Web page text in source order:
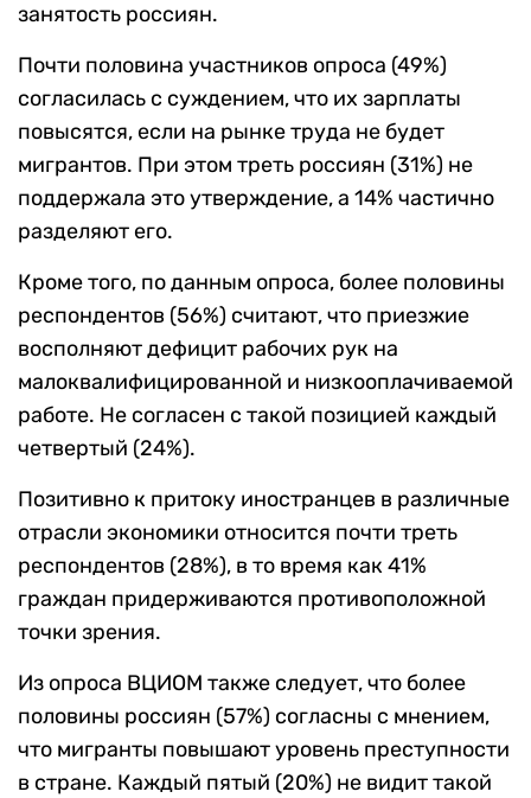
занятость россиян.
Почти половина участников опроса (49%)
согласилась с суждением, что их зарплаты
повысятся, если на рынке труда не будет
мигрантов. При этом треть россиян (31%) не
поддержала это утверждение, а 14% частично
разделяют его.
Кроме того, по данным опроса, более половины
респондентов (56%) считают, что приезжие
восполняют дефицит рабочих рук на
малоквалифицированной и низкооплачиваемой
работе. Не согласен с такой позицией каждый
четвертый (24%).
Позитивно к притоку иностранцев в различные
отрасли экономики относится почти треть
респондентов (28%), в то время как 41%
граждан придерживаются противоположной
точки зрения.
Из опроса ВЦИОМ также следует, что более
половины россиян (57%) согласны с мнением,
что мигранты повышают уровень преступности
в стране. Каждый пятый (20%) не видит такой